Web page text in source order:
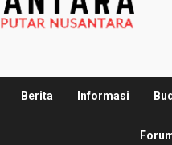
Berita Informasi